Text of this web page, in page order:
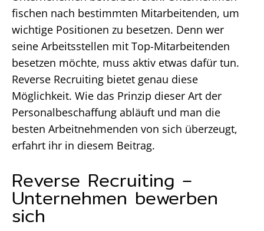
fischen nach bestimmten Mitarbeitenden, um
wichtige Positionen zu besetzen. Denn wer
seine Arbeitsstellen mit Top-Mitarbeitenden
besetzen möchte, muss aktiv etwas dafür tun.
Reverse Recruiting bietet genau diese
Möglichkeit. Wie das Prinzip dieser Art der
Personalbeschaffung abläuft und man die
besten Arbeitnehmenden von sich überzeugt,
erfahrt ihr in diesem Beitrag.
Reverse Recruiting –
Unternehmen bewerben
sich